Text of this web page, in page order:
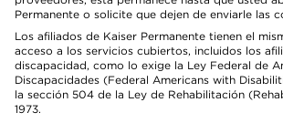
Permanente o solicite que dejen de enviarle las
Los afiliados de Kaiser Permanente tienen el
acceso a los servicios cubiertos, incluidos los
discapacidad, como lo exige la Ley Federal de
Discapacidades (Federal Americans with
la sección 504 de la Ley de Rehabilitación
1973.